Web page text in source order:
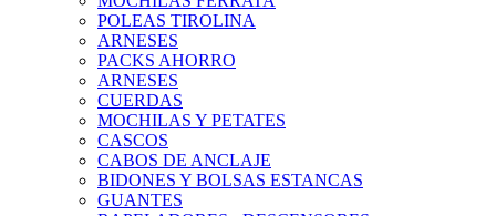
POLEAS TIROLINA
ARNESES
PACKS AHORRO
ARNESES
CUERDAS
MOCHILAS Y PETATES
CASCOS
CABOS DE ANCLAJE
BIDONES Y BOLSAS ESTANCAS
GUANTES